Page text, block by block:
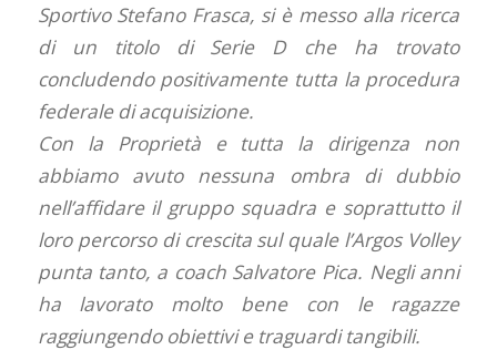
Sportivo Stefano Frasca, si è messo alla ricerca
di un titolo di Serie D che ha trovato
concludendo positivamente tutta la procedura
federale di acquisizione.
Con la Proprietà e tutta la dirigenza non
abbiamo avuto nessuna ombra di dubbio
nell’affidare il gruppo squadra e soprattutto il
loro percorso di crescita sul quale l’Argos Volley
punta tanto, a coach Salvatore Pica. Negli anni
ha lavorato molto bene con le ragazze
raggiungendo obiettivi e traguardi tangibili.